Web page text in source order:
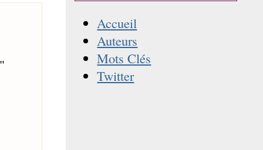
Accueil
Auteurs
Mots Clés
Twitter